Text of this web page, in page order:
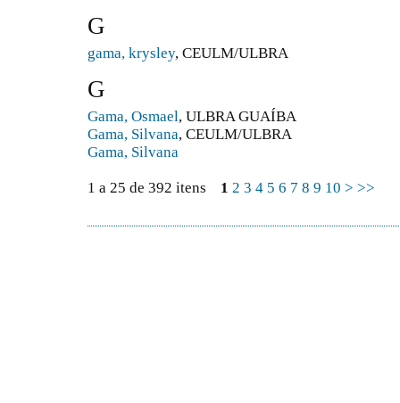
G
gama, krysley, CEULM/ULBRA
G
Gama, Osmael, ULBRA GUAÍBA
Gama, Silvana, CEULM/ULBRA
Gama, Silvana
1 a 25 de 392 itens 1 2 3 4 5 6 7 8 9 10 > >>